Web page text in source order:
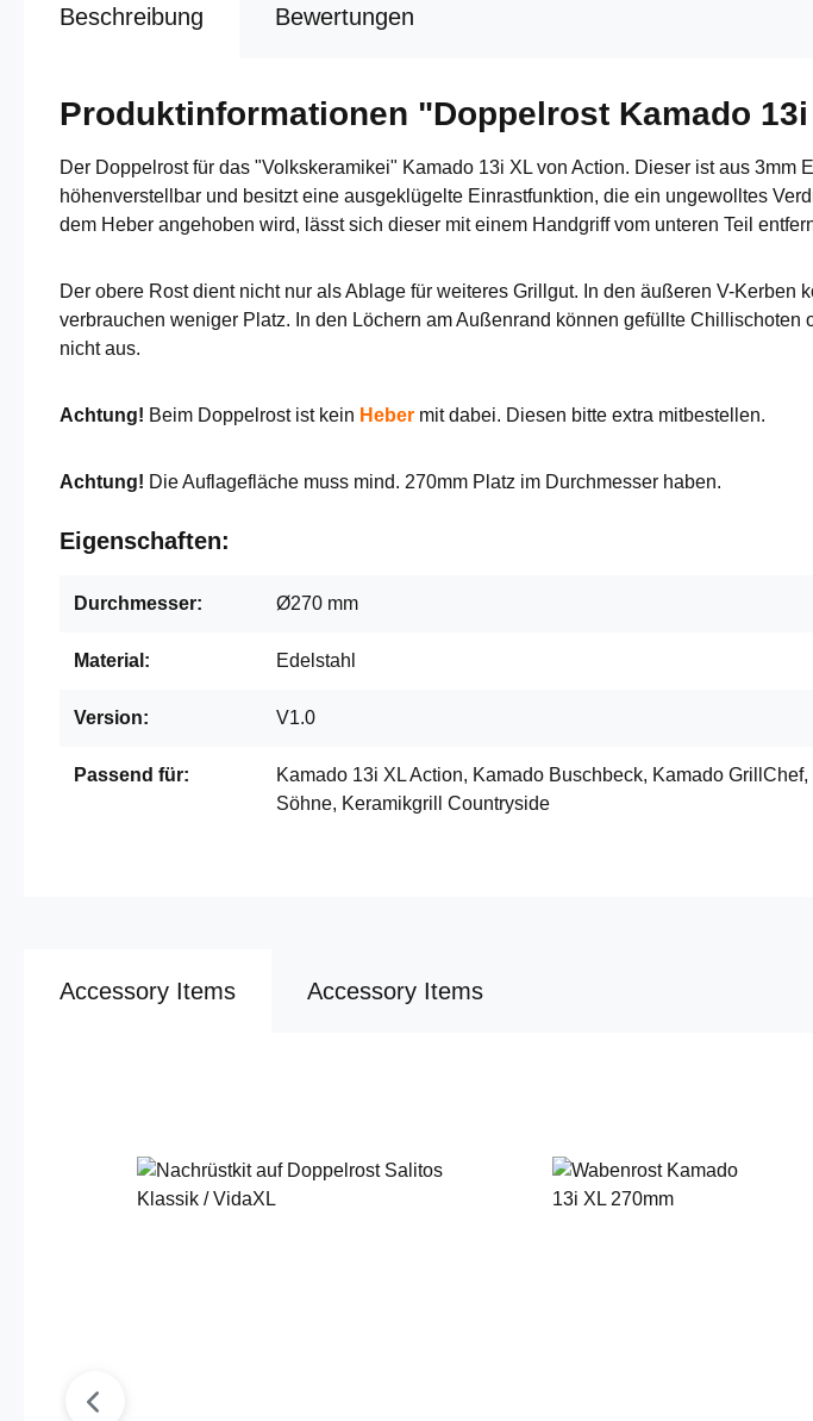
Beschreibung Bewertungen
Produktinformationen "Doppelrost Kamado
Der Doppelrost für das "Volkskeramikei" Kamado 13i XL von Action. Dieser ist aus
höhenverstellbar und besitzt eine ausgeklügelte Einrastfunktion, die ein ungewolltes
dem Heber angehoben wird, lässt sich dieser mit einem Handgriff vom unteren Teil
Der obere Rost dient nicht nur als Ablage für weiteres Grillgut. In den äußeren V-
verbrauchen weniger Platz. In den Löchern am Außenrand können gefüllte
nicht aus.
Achtung! Beim Doppelrost ist kein Heber mit dabei. Diesen bitte extra mitbestellen.
Achtung! Die Auflagefläche muss mind. 270mm Platz im Durchmesser haben.
Eigenschaften:
Durchmesser: Ø270 mm
Material: Edelstahl
Version: V1.0
Passend für:
Kamado 13i XL Action, Kamado Buschbeck, Kamado
Söhne, Keramikgrill Countryside
Accessory Items Accessory Items